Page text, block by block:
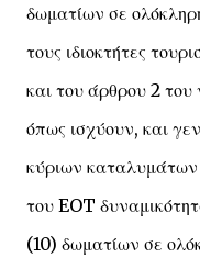
δωματίων σε
τους ιδιοκτήτες
και του άρθρου 2
όπως ισχύουν, και
κύριων καταλυμάτων
του EOT
(10) δωματίων σε